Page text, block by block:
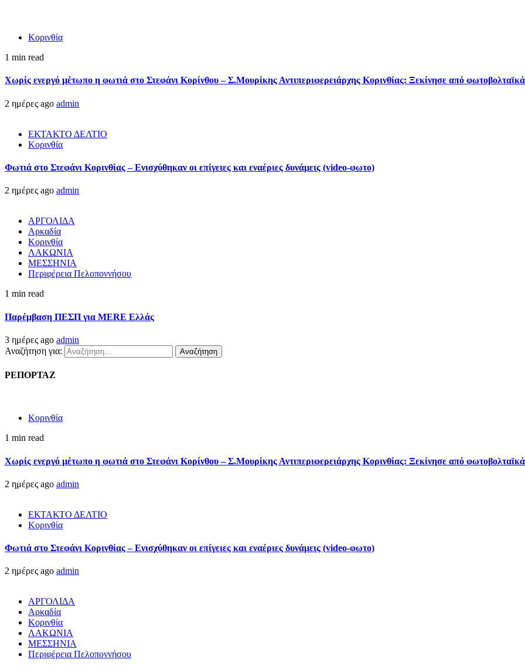
Κορινθία
1 min read
Χωρίς ενεργό μέτωπο η φωτιά στο Στεφάνι Κορίνθου – Σ.Μουρίκης Αντιπεριφερειάρχης Κορινθίας: Ξεκίνησε από
2 ημέρες ago admin
ΕΚΤΑΚΤΟ ΔΕΛΤΙΟ
Κορινθία
Φωτιά στο Στεφάνι Κορινθίας – Ενισχύθηκαν οι επίγειες και εναέριες δυνάμεις (video-φωτο)
2 ημέρες ago admin
ΑΡΓΟΛΙΔΑ
Αρκαδία
Κορινθία
ΛΑΚΩΝΙΑ
ΜΕΣΣΗΝΙΑ
Περιφέρεια Πελοποννήσου
1 min read
Παρέμβαση ΠΕΣΠ για MERE Ελλάς
3 ημέρες ago admin
Αναζήτηση για:
ΡΕΠΟΡΤΑΖ
Κορινθία
1 min read
Χωρίς ενεργό μέτωπο η φωτιά στο Στεφάνι Κορίνθου – Σ.Μουρίκης Αντιπεριφερειάρχης Κορινθίας: Ξεκίνησε από
2 ημέρες ago admin
ΕΚΤΑΚΤΟ ΔΕΛΤΙΟ
Κορινθία
Φωτιά στο Στεφάνι Κορινθίας – Ενισχύθηκαν οι επίγειες και εναέριες δυνάμεις (video-φωτο)
2 ημέρες ago admin
ΑΡΓΟΛΙΔΑ
Αρκαδία
Κορινθία
ΛΑΚΩΝΙΑ
ΜΕΣΣΗΝΙΑ
Περιφέρεια Πελοποννήσου